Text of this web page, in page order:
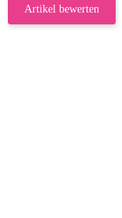
Artikel bewerten